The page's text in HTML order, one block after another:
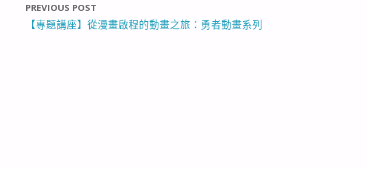
PREVIOUS POST
【專題講座】從漫畫啟程的動畫之旅：勇者動畫系列